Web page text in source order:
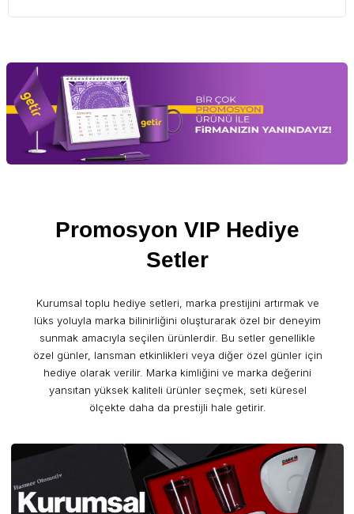
Promosyon VIP Hediye
Setler
Kurumsal toplu hediye setleri, marka prestijini artırmak ve
lüks yoluyla marka bilinirliğini oluşturarak özel bir deneyim
sunmak amacıyla seçilen ürünlerdir. Bu setler genellikle
özel günler, lansman etkinlikleri veya diğer özel günler için
hediye olarak verilir. Marka kimliğini ve marka değerini
yansıtan yüksek kaliteli ürünler seçmek, seti küresel
ölçekte daha da prestijli hale getirir.